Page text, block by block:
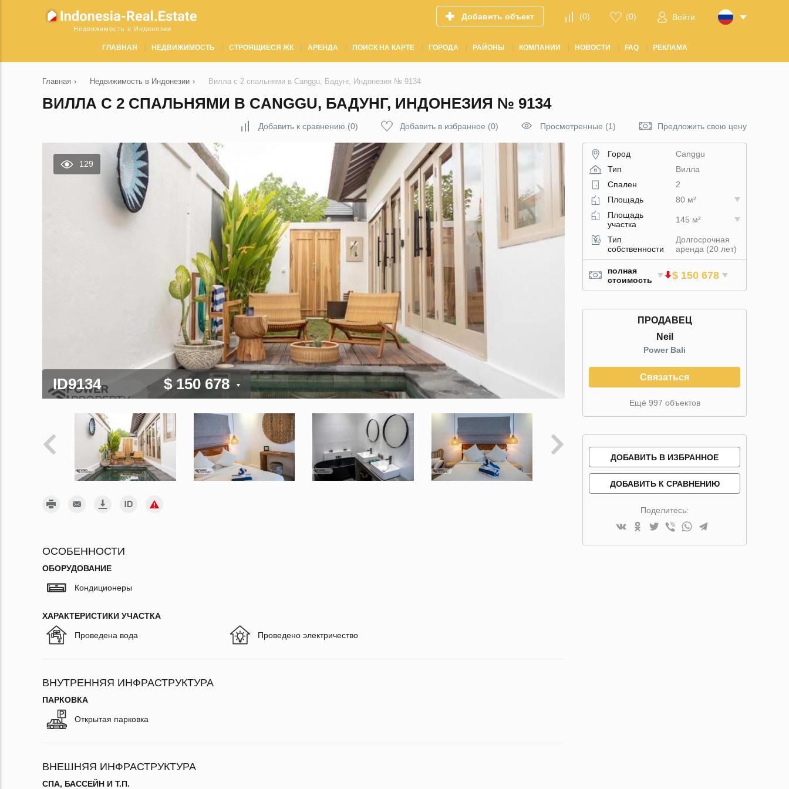
Недвижимость в Индонезии
Добавить объект (0) (0) Войти
ГЛАВНАЯ НЕДВИЖИМОСТЬ СТРОЯЩИЕСЯ ЖК АРЕНДА ПОИСК НА КАРТЕ ГОРОДА РАЙОНЫ КОМПАНИИ НОВОСТИ FAQ РЕКЛАМА
Главная › Недвижимость в Индонезии › Вилла с 2 спальнями в Canggu, Бадунг, Индонезия № 9134
ВИЛЛА С 2 СПАЛЬНЯМИ В CANGGU, БАДУНГ, ИНДОНЕЗИЯ № 9134
Добавить к сравнению (0) Добавить в избранное (0) Просмотренные (1) Предложить свою цену
129
ID9134 $ 150 678
ОСОБЕННОСТИ
ОБОРУДОВАНИЕ
Кондиционеры
ХАРАКТЕРИСТИКИ УЧАСТКА
Проведена вода Проведено электричество
ВНУТРЕННЯЯ ИНФРАСТРУКТУРА
ПАРКОВКА
Открытая парковка
ВНЕШНЯЯ ИНФРАСТРУКТУРА
СПА, БАССЕЙН И Т.П.
Город
Canggu
Тип
Вилла
Спален
2
Площадь
80 м²
Площадь
участка
145 м²
Тип
собственности
Долгосрочная
аренда (20 лет)
полная
стоимость
$ 150 678
ПРОДАВЕЦ
Neil
Power Bali
Связаться
Ещё 997 объектов
ДОБАВИТЬ В ИЗБРАННОЕ
ДОБАВИТЬ К СРАВНЕНИЮ
Поделитесь: